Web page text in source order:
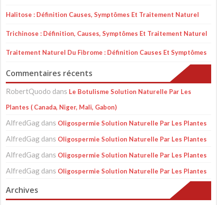
Halitose : Définition Causes, Symptômes Et Traitement Naturel
Trichinose : Définition, Causes, Symptômes Et Traitement Naturel
Traitement Naturel Du Fibrome : Définition Causes Et Symptômes
Commentaires récents
RobertQuodo dans Le Botulisme Solution Naturelle Par Les
Plantes ( Canada, Niger, Mali, Gabon)
AlfredGag dans Oligospermie Solution Naturelle Par Les Plantes
AlfredGag dans Oligospermie Solution Naturelle Par Les Plantes
AlfredGag dans Oligospermie Solution Naturelle Par Les Plantes
AlfredGag dans Oligospermie Solution Naturelle Par Les Plantes
Archives